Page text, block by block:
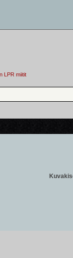
LPR miitit